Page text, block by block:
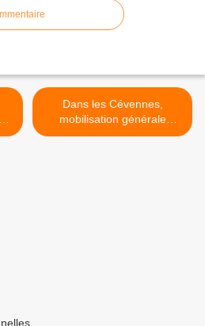
Dans les Cévennes,
mobilisation générale
contre l'isolement des